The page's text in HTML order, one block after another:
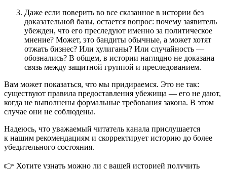
Даже если поверить во все сказанное в истории без
доказательной базы, остается вопрос: почему заявитель
убежден, что его преследуют именно за политическое
мнение? Может, это бандиты обычные, а может хотят
отжать бизнес? Или хулиганы? Или случайность —
обознались? В общем, в истории наглядно не доказана
связь между защитной группой и преследованием.
Вам может показаться, что мы придираемся. Это не так:
существуют правила предоставления убежища — его не дают,
когда не выполнены формальные требования закона. В этом
случае они не соблюдены.
Надеюсь, что уважаемый читатель канала прислушается
к нашим рекомендациям и скорректирует историю до более
убедительного состояния.
👉 Хотите узнать можно ли с вашей историей получить